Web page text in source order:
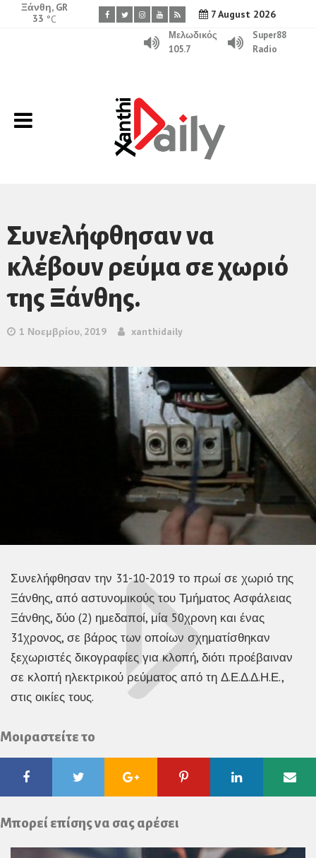
7 August 2026
Ξάνθη, GR
33 °C
Μελωδικός
105.7
Super88
Radio
Συνελήφθησαν να
κλέβουν ρεύμα σε χωριό
της Ξάνθης.
1 Νοεμβρίου, 2019 xanthidaily
Συνελήφθησαν την 31-10-2019 το πρωί σε χωριό της
Ξάνθης, από αστυνομικούς του Τμήματος Ασφάλειας
Ξάνθης, δύο (2) ημεδαποί, μία 50χρονη και ένας
31χρονος, σε βάρος των οποίων σχηματίσθηκαν
ξεχωριστές δικογραφίες για κλοπή, διότι προέβαιναν
σε κλοπή ηλεκτρικού ρεύματος από τη Δ.Ε.Δ.Δ.Η.Ε.,
στις οικίες τους.
Μοιραστείτε το
FacebookTwitter Google
Plus
Pinterest Linkedin
Μπορεί επίσης να σας αρέσει